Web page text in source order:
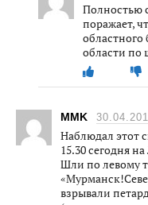
Полностью
поражает,
области по
MMK
Наблюдал этот
15.30 сегодня
Шли по левому
взрывали